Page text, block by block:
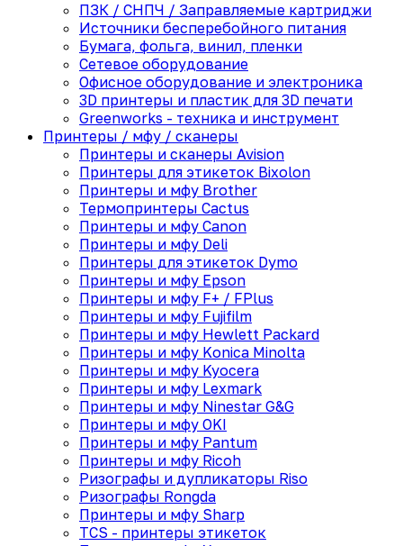
ПЗК / СНПЧ / Заправляемые картриджи
Источники бесперебойного питания
Бумага, фольга, винил, пленки
Сетевое оборудование
Офисное оборудование и электроника
3D принтеры и пластик для 3D печати
Greenworks - техника и инструмент
Принтеры / мфу / сканеры
Принтеры и сканеры Avision
Принтеры для этикеток Bixolon
Принтеры и мфу Brother
Термопринтеры Cactus
Принтеры и мфу Canon
Принтеры и мфу Deli
Принтеры для этикеток Dymo
Принтеры и мфу Epson
Принтеры и мфу F+ / FPlus
Принтеры и мфу Fujifilm
Принтеры и мфу Hewlett Packard
Принтеры и мфу Konica Minolta
Принтеры и мфу Kyocera
Принтеры и мфу Lexmark
Принтеры и мфу Ninestar G&G
Принтеры и мфу OKI
Принтеры и мфу Pantum
Принтеры и мфу Ricoh
Ризографы и дупликаторы Riso
Ризографы Rongda
Принтеры и мфу Sharp
TCS - принтеры этикеток